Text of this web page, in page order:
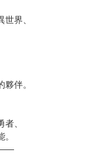
界、
伴。
、
——